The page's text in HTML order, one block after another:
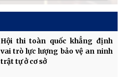
Hội thi toàn quốc khẳng định
vai trò lực lượng bảo vệ an ninh
trật tự ở cơ sở